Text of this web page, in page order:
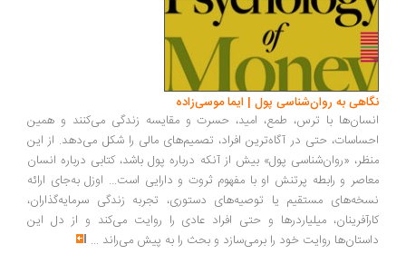
نگاهی به روان‌شناسی پول | ایما موسی‌زاده
انسان‌ها با ترس، طمع، امید، حسرت و مقایسه زندگی می‌کنند و همین
احساسات، حتی در آگاه‌ترین افراد، تصمیم‌های مالی را شکل می‌دهد. از این
منظر، «روان‌شناسی پول» بیش از آنکه درباره پول باشد، کتابی درباره انسان
معاصر و رابطه پرتنش او با مفهوم ثروت و دارایی است... اوزل به‌جای ارائه
نسخه‌های مستقیم یا توصیه‌های دستوری، تجربه زندگی سرمایه‌گذاران،
کارآفرینان، میلیاردرها و حتی افراد عادی را روایت می‌کند و از دل این
داستان‌ها روایت خود را برمی‌سازد و بحث را به پیش می‌راند ...